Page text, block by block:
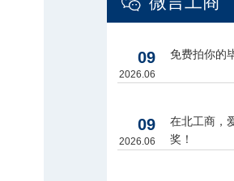
09
2026.06
免费拍你的
09
2026.06
在北工商，
奖！